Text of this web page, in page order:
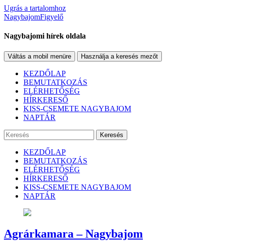
Ugrás a tartalomhoz
NagybajomFigyelő
Nagybajomi hírek oldala
Váltás a mobil menüre Használja a keresés mezőt
KEZDŐLAP
BEMUTATKOZÁS
ELÉRHETŐSÉG
HÍRKERESŐ
KISS-CSEMETE NAGYBAJOM
NAPTÁR
Keresés
KEZDŐLAP
BEMUTATKOZÁS
ELÉRHETŐSÉG
HÍRKERESŐ
KISS-CSEMETE NAGYBAJOM
NAPTÁR
Agrárkamara – Nagybajom